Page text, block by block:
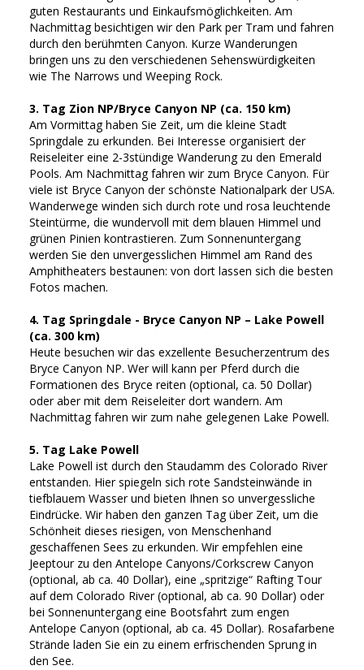
guten Restaurants und Einkaufsmöglichkeiten. Am
Nachmittag besichtigen wir den Park per Tram und fahren
durch den berühmten Canyon. Kurze Wanderungen
bringen uns zu den verschiedenen Sehenswürdigkeiten
wie The Narrows und Weeping Rock.
3. Tag Zion NP/Bryce Canyon NP (ca. 150 km)
Am Vormittag haben Sie Zeit, um die kleine Stadt
Springdale zu erkunden. Bei Interesse organisiert der
Reiseleiter eine 2-3stündige Wanderung zu den Emerald
Pools. Am Nachmittag fahren wir zum Bryce Canyon. Für
viele ist Bryce Canyon der schönste Nationalpark der USA.
Wanderwege winden sich durch rote und rosa leuchtende
Steintürme, die wundervoll mit dem blauen Himmel und
grünen Pinien kontrastieren. Zum Sonnenuntergang
werden Sie den unvergesslichen Himmel am Rand des
Amphitheaters bestaunen: von dort lassen sich die besten
Fotos machen.
4. Tag Springdale - Bryce Canyon NP – Lake Powell
(ca. 300 km)
Heute besuchen wir das exzellente Besucherzentrum des
Bryce Canyon NP. Wer will kann per Pferd durch die
Formationen des Bryce reiten (optional, ca. 50 Dollar)
oder aber mit dem Reiseleiter dort wandern. Am
Nachmittag fahren wir zum nahe gelegenen Lake Powell.
5. Tag Lake Powell
Lake Powell ist durch den Staudamm des Colorado River
entstanden. Hier spiegeln sich rote Sandsteinwände in
tiefblauem Wasser und bieten Ihnen so unvergessliche
Eindrücke. Wir haben den ganzen Tag über Zeit, um die
Schönheit dieses riesigen, von Menschenhand
geschaffenen Sees zu erkunden. Wir empfehlen eine
Jeeptour zu den Antelope Canyons/Corkscrew Canyon
(optional, ab ca. 40 Dollar), eine „spritzige“ Rafting Tour
auf dem Colorado River (optional, ab ca. 90 Dollar) oder
bei Sonnenuntergang eine Bootsfahrt zum engen
Antelope Canyon (optional, ab ca. 45 Dollar). Rosafarbene
Strände laden Sie ein zu einem erfrischenden Sprung in
den See.